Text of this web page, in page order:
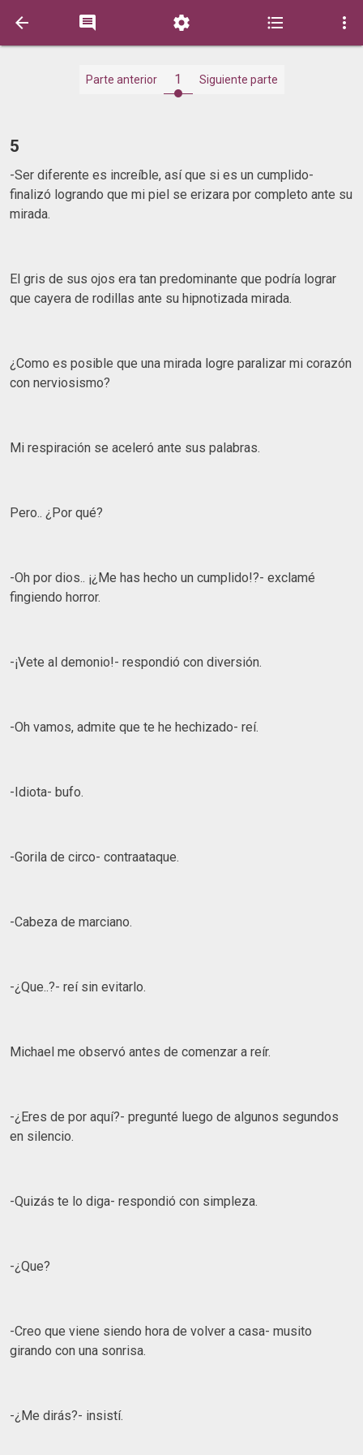
    
Parte anterior 1 Siguiente parte
5
-Ser diferente es increíble, así que si es un cumplido-
finalizó logrando que mi piel se erizara por completo ante su
mirada.
El gris de sus ojos era tan predominante que podría lograr
que cayera de rodillas ante su hipnotizada mirada.
¿Como es posible que una mirada logre paralizar mi corazón
con nerviosismo?
Mi respiración se aceleró ante sus palabras.
Pero.. ¿Por qué?
-Oh por dios.. ¡¿Me has hecho un cumplido!?- exclamé
fingiendo horror.
-¡Vete al demonio!- respondió con diversión.
-Oh vamos, admite que te he hechizado- reí.
-Idiota- bufo.
-Gorila de circo- contraataque.
-Cabeza de marciano.
-¿Que..?- reí sin evitarlo.
Michael me observó antes de comenzar a reír.
-¿Eres de por aquí?- pregunté luego de algunos segundos
en silencio.
-Quizás te lo diga- respondió con simpleza.
-¿Que?
-Creo que viene siendo hora de volver a casa- musito
girando con una sonrisa.
-¿Me dirás?- insistí.